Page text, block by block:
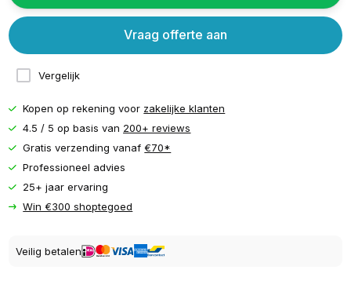
Vergelijk
Vraag offerte aan
Kopen op rekening voor zakelijke klanten
4.5 / 5 op basis van 200+ reviews
Gratis verzending vanaf€70*
Professioneel advies
25+ jaar ervaring
Win €300 shoptegoed
Veilig betalen